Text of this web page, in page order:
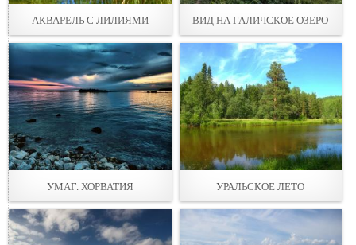
АКВАРЕЛЬ С ЛИЛИЯМИ ВИД НА ГАЛИЧСКОЕ ОЗЕРО
УМАГ. ХОРВАТИЯ УРАЛЬСКОЕ ЛЕТО